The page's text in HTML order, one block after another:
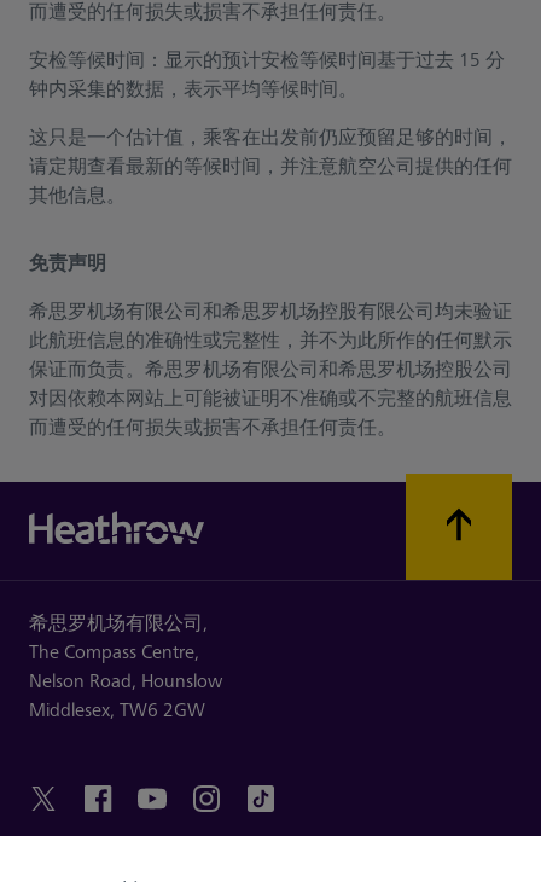
而遭受的任何损失或损害不承担任何责任。
安检等候时间：显示的预计安检等候时间基于过去 15 分
钟内采集的数据，表示平均等候时间。
这只是一个估计值，乘客在出发前仍应预留足够的时间，
请定期查看最新的等候时间，并注意航空公司提供的任何
其他信息。
免责声明
希思罗机场有限公司和希思罗机场控股有限公司均未验证
此航班信息的准确性或完整性，并不为此所作的任何默示
保证而负责。希思罗机场有限公司和希思罗机场控股公司
对因依赖本网站上可能被证明不准确或不完整的航班信息
而遭受的任何损失或损害不承担任何责任。
希思罗机场有限公司,
The Compass Centre,
Nelson Road, Hounslow
Middlesex, TW6 2GW